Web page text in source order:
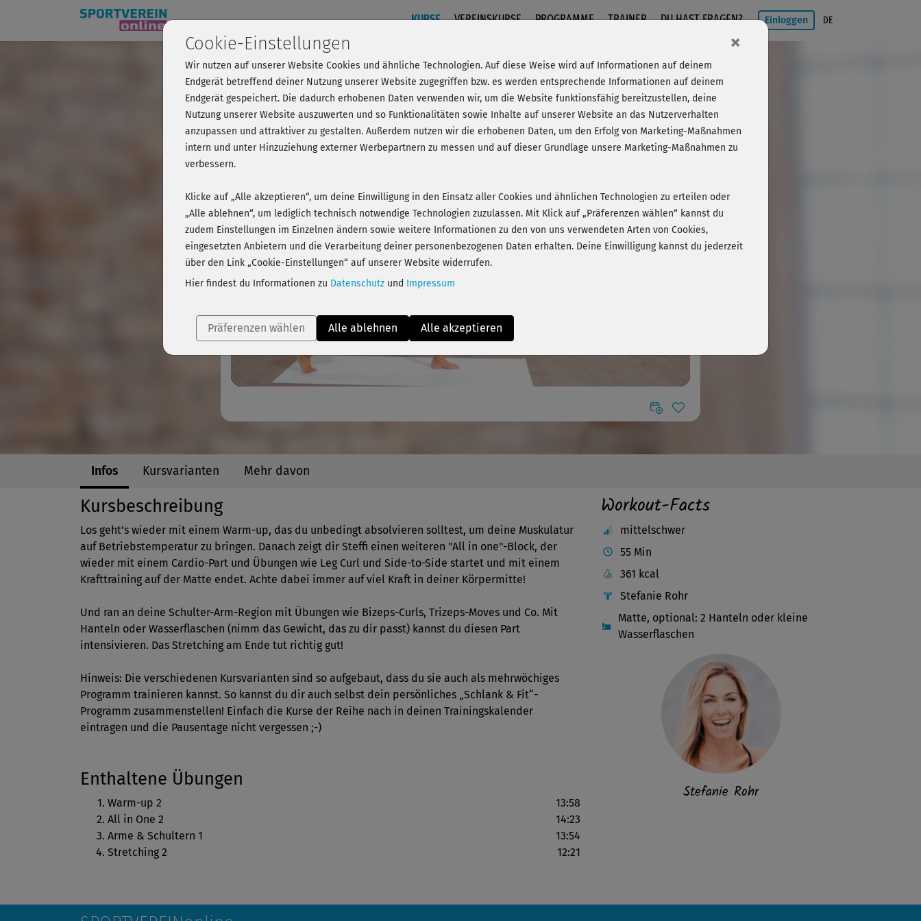
KURSE VEREINSKURSE PROGRAMME TRAINER DU HAST FRAGEN? Einloggen DE
Schlank & fit - All in one & Arme 1 (Kurs 14)
Play
Video
Kursvorschau - Anmelden und alles trainieren! Einloggen
Infos Kursvarianten Mehr davon
Kursbeschreibung
Los geht’s wieder mit einem Warm-up, das du unbedingt absolvieren solltest, um deine Muskulatur
auf Betriebstemperatur zu bringen. Danach zeigt dir Steffi einen weiteren "All in one"-Block, der
wieder mit einem Cardio-Part und Übungen wie Leg Curl und Side-to-Side startet und mit einem
Krafttraining auf der Matte endet. Achte dabei immer auf viel Kraft in deiner Körpermitte!
Und ran an deine Schulter-Arm-Region mit Übungen wie Bizeps-Curls, Trizeps-Moves und Co. Mit
Hanteln oder Wasserflaschen (nimm das Gewicht, das zu dir passt) kannst du diesen Part
intensivieren. Das Stretching am Ende tut richtig gut!
Hinweis: Die verschiedenen Kursvarianten sind so aufgebaut, dass du sie auch als mehrwöchiges
Programm trainieren kannst. So kannst du dir auch selbst dein persönliches „Schlank & Fit“-
Programm zusammenstellen! Einfach die Kurse der Reihe nach in deinen Trainingskalender
eintragen und die Pausentage nicht vergessen ;-)
Enthaltene Übungen
Warm-up 2
13:58
All in One 2
14:23
Arme & Schultern 1
13:54
Stretching 2
12:21
Workout-Facts
mittelschwer
55 Min
361 kcal
Stefanie Rohr
Matte, optional: 2 Hanteln oder kleine
Wasserflaschen
Stefanie Rohr
Cookie-Einstellungen ×
Wir nutzen auf unserer Website Cookies und ähnliche Technologien. Auf diese Weise wird auf Informationen auf deinem
Endgerät betreffend deiner Nutzung unserer Website zugegriffen bzw. es werden entsprechende Informationen auf deinem
Endgerät gespeichert. Die dadurch erhobenen Daten verwenden wir, um die Website funktionsfähig bereitzustellen, deine
Nutzung unserer Website auszuwerten und so Funktionalitäten sowie Inhalte auf unserer Website an das Nutzerverhalten
anzupassen und attraktiver zu gestalten. Außerdem nutzen wir die erhobenen Daten, um den Erfolg von Marketing-Maßnahmen
intern und unter Hinzuziehung externer Werbepartnern zu messen und auf dieser Grundlage unsere Marketing-Maßnahmen zu
verbessern.
Klicke auf „Alle akzeptieren“, um deine Einwilligung in den Einsatz aller Cookies und ähnlichen Technologien zu erteilen oder
„Alle ablehnen“, um lediglich technisch notwendige Technologien zuzulassen. Mit Klick auf „Präferenzen wählen“ kannst du
zudem Einstellungen im Einzelnen ändern sowie weitere Informationen zu den von uns verwendeten Arten von Cookies,
eingesetzten Anbietern und die Verarbeitung deiner personenbezogenen Daten erhalten. Deine Einwilligung kannst du jederzeit
über den Link „Cookie-Einstellungen“ auf unserer Website widerrufen.
Hier findest du Informationen zu Datenschutz und Impressum
Präferenzen wählen Alle ablehnen Alle akzeptieren